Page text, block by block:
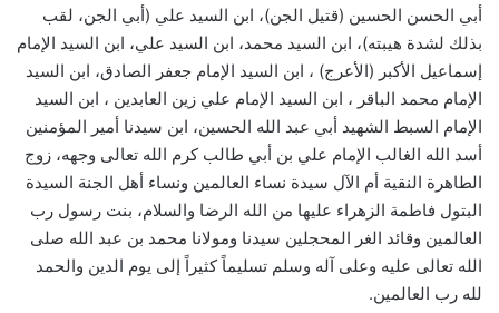
أبي الحسن الحسين (قتيل الجن)، ابن السيد علي (أبي الجن، لقب
بذلك لشدة هيبته)، ابن السيد محمد، ابن السيد علي، ابن السيد الإمام
إسماعيل الأكبر (الأعرج) ، ابن السيد الإمام جعفر الصادق، ابن السيد
الإمام محمد الباقر ، ابن السيد الإمام علي زين العابدين ، ابن السيد
الإمام السبط الشهيد أبي عبد الله الحسين، ابن سيدنا أمير المؤمنين
أسد الله الغالب الإمام علي بن أبي طالب كرم الله تعالى وجهه، زوج
الطاهرة النقية أم الآل سيدة نساء العالمين ونساء أهل الجنة السيدة
البتول فاطمة الزهراء عليها من الله الرضا والسلام، بنت رسول رب
العالمين وقائد الغر المحجلين سيدنا ومولانا محمد بن عبد الله صلى
الله تعالى عليه وعلى آله وسلم تسليماً كثيراً إلى يوم الدين والحمد
لله رب العالمين.